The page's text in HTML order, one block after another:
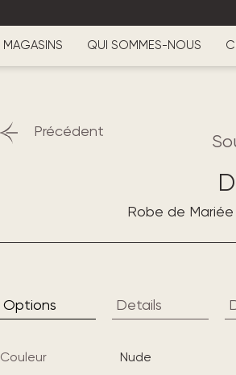
MAGASINS QUI SOMMES-NOUS
Précédent
Robe de
Options Details
Couleur
nude